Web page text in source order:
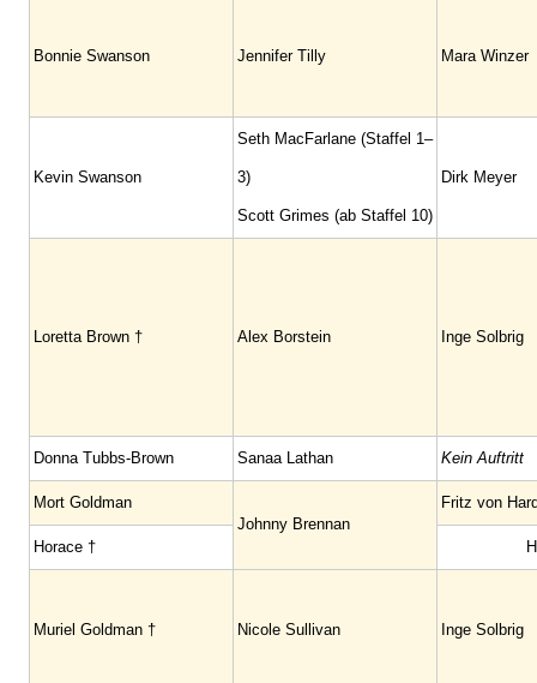
Bonnie Swanson Jennifer Tilly Mara Winzer
Kevin Swanson
Seth MacFarlane (Staffel 1–
3)
Scott Grimes (ab Staffel 10)
Dirk Meyer
Loretta Brown † Alex Borstein Inge Solbrig
Donna Tubbs-Brown Sanaa Lathan Kein Auftritt
Mort Goldman
Johnny Brennan
Fritz von
Horace †
Muriel Goldman † Nicole Sullivan Inge Solbrig